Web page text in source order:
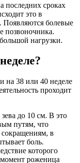
последних сроках
это в
Появляются болевые
позвоночника.
нагрузки.
на 38 или 40 неделе
проходит
до 10 см. В это
путям, что
в
боль.
которого
роженица